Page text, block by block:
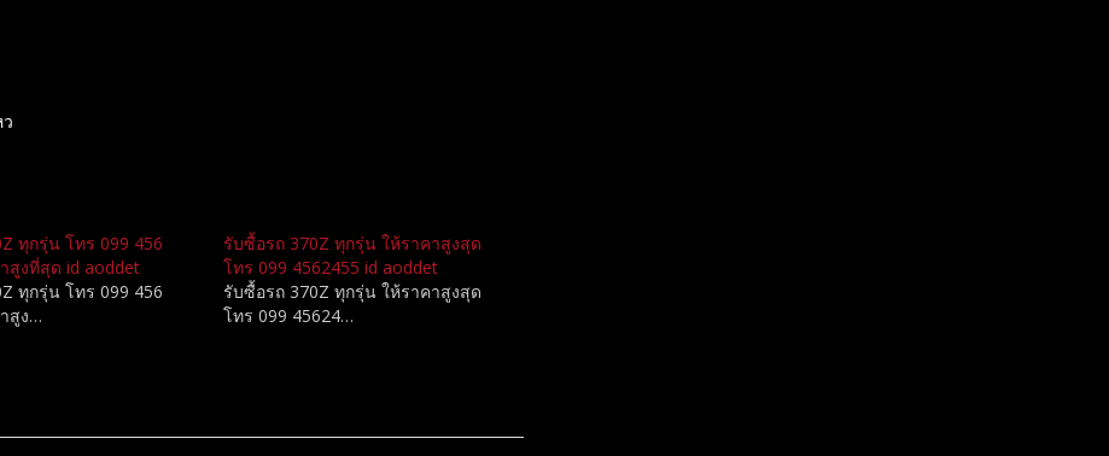
ทุกรุ่น โทร 099 456
สูงที่สุด id aoddet
ทุกรุ่น โทร 099 456
สูง…
รับซื้อรถ 370Z ทุกรุ่น ให้ราคาสูงสุด
โทร 099 4562455 id aoddet
รับซื้อรถ 370Z ทุกรุ่น ให้ราคาสูงสุด
โทร 099 45624…